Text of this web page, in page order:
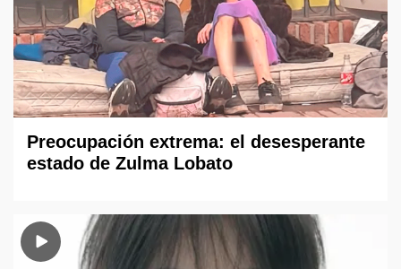
Preocupación extrema: el desesperante
estado de Zulma Lobato